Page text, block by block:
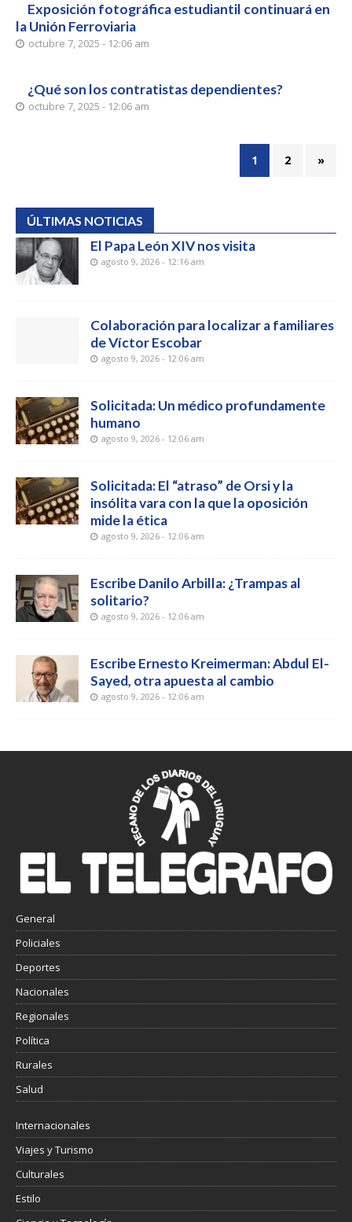
Exposición fotográfica estudiantil continuará en
la Unión Ferroviaria
octubre 7, 2025 - 12:06 am
¿Qué son los contratistas dependientes?
octubre 7, 2025 - 12:06 am
1 2 »
ÚLTIMAS NOTICIAS
El Papa León XIV nos visita
agosto 9, 2026 - 12:16 am
Colaboración para localizar a familiares
de Víctor Escobar
agosto 9, 2026 - 12:06 am
Solicitada: Un médico profundamente
humano
agosto 9, 2026 - 12:06 am
Solicitada: El “atraso” de Orsi y la
insólita vara con la que la oposición
mide la ética
agosto 9, 2026 - 12:06 am
Escribe Danilo Arbilla: ¿Trampas al
solitario?
agosto 9, 2026 - 12:06 am
Escribe Ernesto Kreimerman: Abdul El-
Sayed, otra apuesta al cambio
agosto 9, 2026 - 12:06 am
General
Policiales
Deportes
Nacionales
Regionales
Política
Rurales
Salud
Internacionales
Viajes y Turismo
Culturales
Estilo